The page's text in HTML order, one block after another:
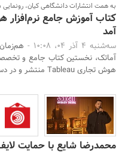
به همت انتشارات دانشگاهی کیان،
آمد
سه‌شنبه 4 آذر 04، 10:08 -
آماتک، نخستین کتاب جامع و
هوش تجاری Tableau منتشر و در دست ...
محمدرضا شایع با حمایت